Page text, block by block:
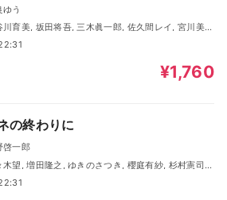
ゆう
壮馬, 豊口めぐみ, 佐々木望, 依田菜津, 関根瞳, 川井
佐東充, 春川芽生, 緒方佑奈, 仲咲志織, 玉井勇輝, 八
¥1,760
の終わりに
啓一郎
, 岡田栄美, 青木崇, 永田昌康, 神田みか, 衣川里佳,
, 日野由利加